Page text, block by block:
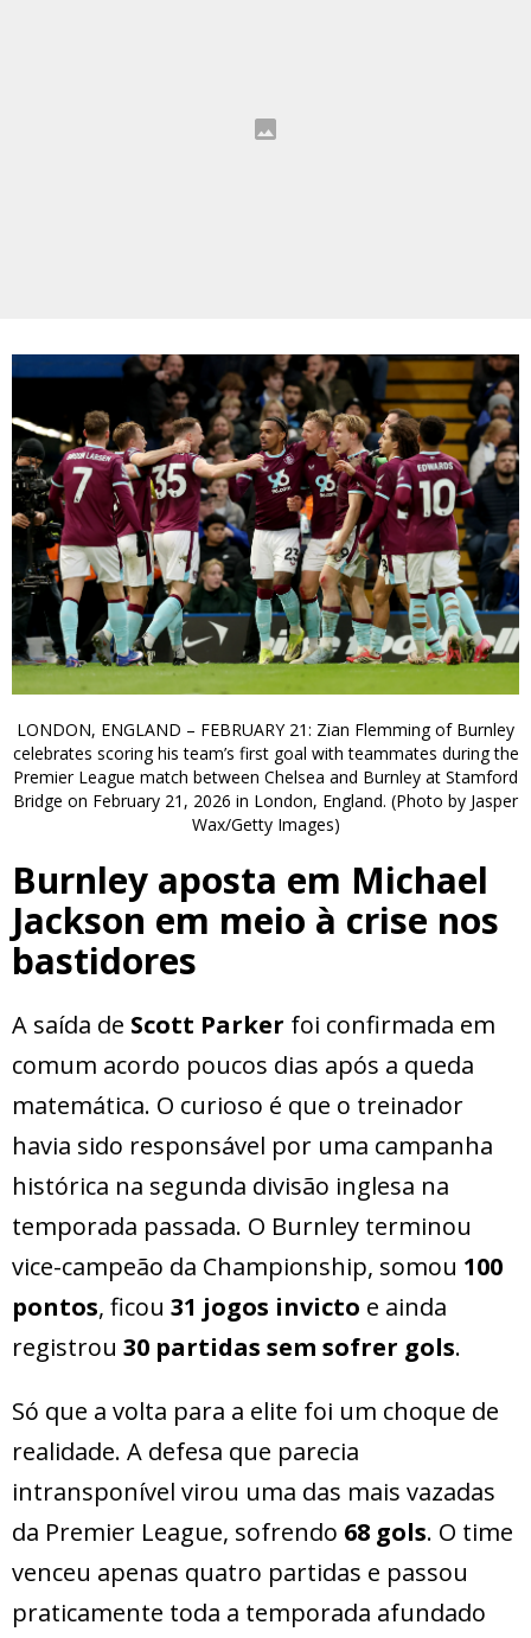
LONDON, ENGLAND – FEBRUARY 21: Zian Flemming of Burnley
celebrates scoring his team’s first goal with teammates during the
Premier League match between Chelsea and Burnley at Stamford
Bridge on February 21, 2026 in London, England. (Photo by Jasper
Wax/Getty Images)
Burnley aposta em Michael
Jackson em meio à crise nos
bastidores
A saída de Scott Parker foi confirmada em
comum acordo poucos dias após a queda
matemática. O curioso é que o treinador
havia sido responsável por uma campanha
histórica na segunda divisão inglesa na
temporada passada. O Burnley terminou
vice-campeão da Championship, somou 100
pontos, ficou 31 jogos invicto e ainda
registrou 30 partidas sem sofrer gols.
Só que a volta para a elite foi um choque de
realidade. A defesa que parecia
intransponível virou uma das mais vazadas
da Premier League, sofrendo 68 gols. O time
venceu apenas quatro partidas e passou
praticamente toda a temporada afundado